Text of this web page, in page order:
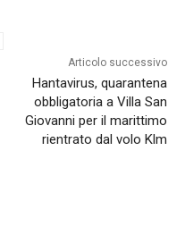
Articolo successivo
Hantavirus, quarantena
obbligatoria a Villa San
Giovanni per il marittimo
rientrato dal volo Klm